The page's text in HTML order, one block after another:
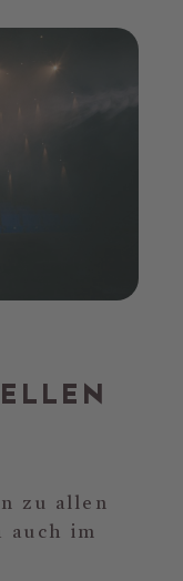
zu allen
auch im